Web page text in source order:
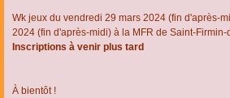
Wk jeux du vendredi 29 mars 2024 (fin d'après-
2024 (fin d'après-midi) à la MFR de Saint-Firmin-
Inscriptions à venir plus tard
À bientôt !